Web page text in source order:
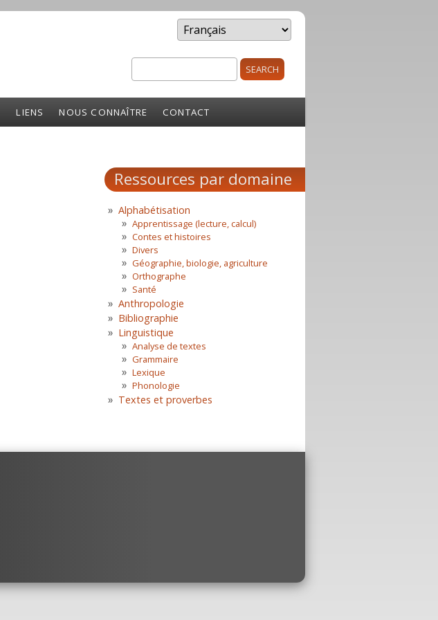
Search form
LIENS NOUS CONNAÎTRE CONTACT
Ressources par domaine
Alphabétisation
Apprentissage (lecture, calcul)
Contes et histoires
Divers
Géographie, biologie, agriculture
Orthographe
Santé
Anthropologie
Bibliographie
Linguistique
Analyse de textes
Grammaire
Lexique
Phonologie
Textes et proverbes